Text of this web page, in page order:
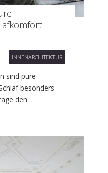
INNENARCHITEKTUR
sind pure
besonders
den…